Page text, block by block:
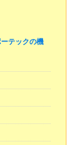
テックの機